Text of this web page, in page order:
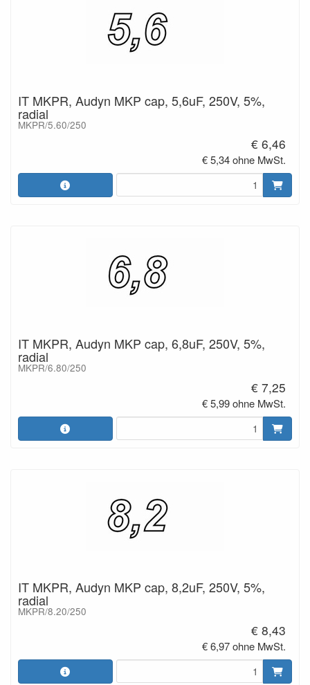
IT MKPR, Audyn MKP cap, 5,6uF, 250V, 5%,
radial
MKPR/5.60/250
€ 6,46
€ 5,34 ohne MwSt.
IT MKPR, Audyn MKP cap, 6,8uF, 250V, 5%,
radial
MKPR/6.80/250
€ 7,25
€ 5,99 ohne MwSt.
IT MKPR, Audyn MKP cap, 8,2uF, 250V, 5%,
radial
MKPR/8.20/250
€ 8,43
€ 6,97 ohne MwSt.